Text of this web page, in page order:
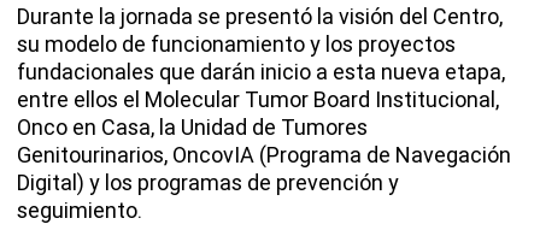
Durante la jornada se presentó la visión del Centro,
su modelo de funcionamiento y los proyectos
fundacionales que darán inicio a esta nueva etapa,
entre ellos el Molecular Tumor Board Institucional,
Onco en Casa, la Unidad de Tumores
Genitourinarios, OncovIA (Programa de Navegación
Digital) y los programas de prevención y
seguimiento.